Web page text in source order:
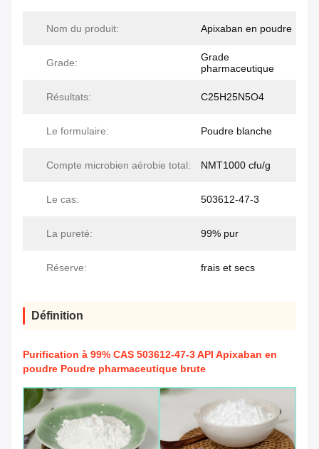
Nom du produit: Apixaban en poudre
Grade:
Grade
pharmaceutique
Résultats: C25H25N5O4
Le formulaire: Poudre blanche
Compte microbien aérobie total: NMT1000 cfu/g
Le cas: 503612-47-3
La pureté: 99% pur
Réserve: frais et secs
Définition
Purification à 99% CAS 503612-47-3 API Apixaban en
poudre Poudre pharmaceutique brute